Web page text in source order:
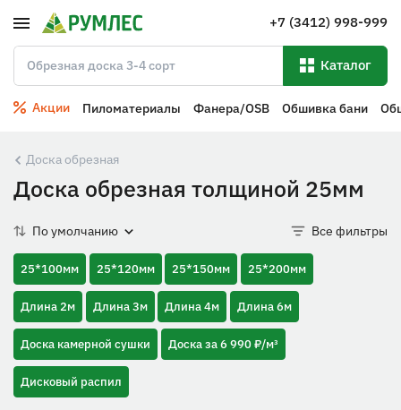
+7 (3412) 998-999
Каталог
Акции Пиломатериалы Фанера/OSB Обшивка бани
Доска обрезная
Доска обрезная толщиной 25мм
По умолчанию Все фильтры
25*100мм 25*120мм 25*150мм 25*200мм
Длина 2м Длина 3м Длина 4м Длина 6м
Доска камерной сушки Доска за 6 990 ₽/м³
Дисковый распил